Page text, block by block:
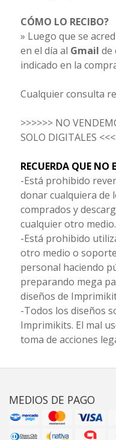
CÓMO LO RECIBO?
» Luego que se
en el día al Gmail de
indicado en la
Cualquier consulta
>>>>>> NO
SOLO DIGITALES
RECUERDA QUE NO
-Está prohibido
donar cualquiera de
comprados y
cualquier otro medio.
-Está prohibido
otro medio o
personal haciendo
preparando mega
diseños de
-Todos los diseños
Imprimikits. El mal
toma de acciones
MEDIOS DE PAGO